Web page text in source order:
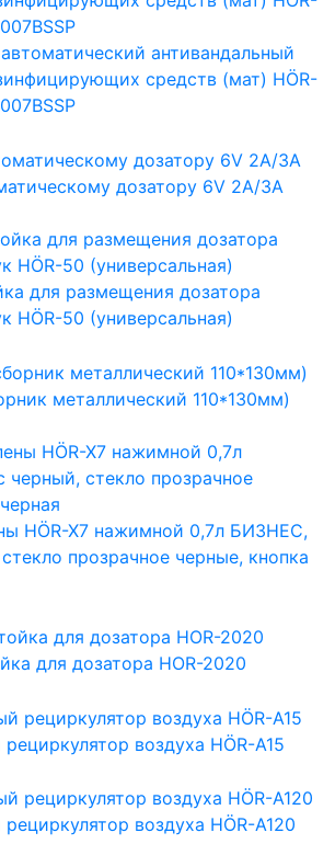
антивандальный
средств (мат) HÖR-
дозатору 6V 2A/3А
для размещения дозатора
HÖR-50 (универсальная)
металлический 110*130мм)
HÖR-X7 нажимной 0,7л БИЗНЕС,
прозрачное черные, кнопка
для дозатора HOR-2020
воздуха HÖR-А15
воздуха HÖR-А120